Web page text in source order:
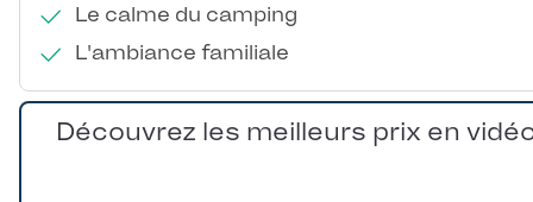
Le calme du camping
L'ambiance familiale
Découvrez les meilleurs prix en